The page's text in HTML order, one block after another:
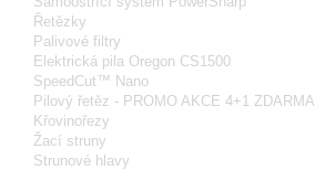
Řetězky
Palivové filtry
Elektrická pila Oregon CS1500
SpeedCut™ Nano
Pilový řetěz - PROMO AKCE 4+1 ZDARMA
Křovinořezy
Žací struny
Strunové hlavy